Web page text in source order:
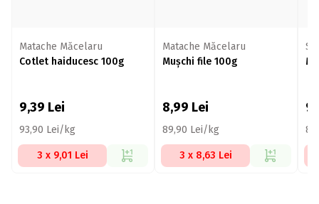
Matache Măcelaru
Cotlet haiducesc 100g
9,39 Lei
93,90 Lei/kg
3 x 9,01 Lei
Matache Măcelaru
Mușchi file 100g
8,99 Lei
89,90 Lei/kg
3 x 8,63 Lei